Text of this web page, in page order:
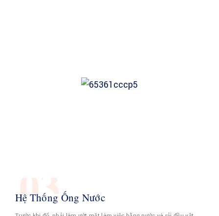
03
Hệ Thống Ống Nước